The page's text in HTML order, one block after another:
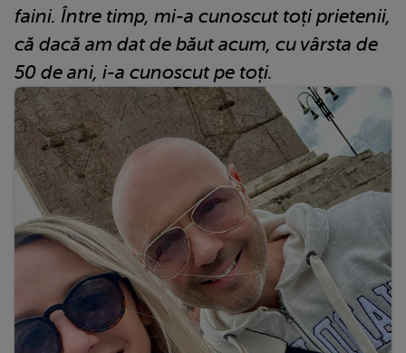
faini. Între timp, mi-a cunoscut toți prietenii,
că dacă am dat de băut acum, cu vârsta de
50 de ani, i-a cunoscut pe toți.